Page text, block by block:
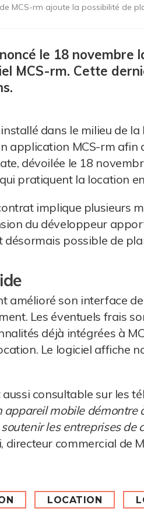
MCS-rm ajoute la possibilité de
le 18
MCS-rm. Cette
dans le milieu de
application MCS-rm afin
dévoilée le 18
pratiquent la location
implique plusieurs
du développeur
désormais possible de
amélioré son interface
Les éventuels frais
déjà intégrées à
Le logiciel affiche
aussi consultable sur les
appareil mobile démontre
les entreprises de
directeur commercial de
LOCATION